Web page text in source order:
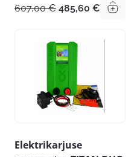
607,00€ Algne
607,00 €.
485,60 € Praegune
Elektrikarjuse